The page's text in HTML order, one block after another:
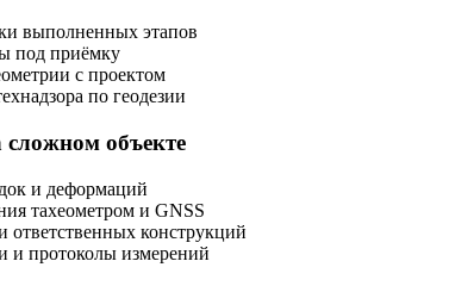
выполненных этапов
под приёмку
с проектом
по геодезии
сложном объекте
и деформаций
тахеометром и GNSS
ответственных конструкций
и протоколы измерений